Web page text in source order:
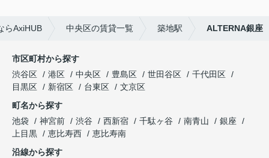
らAxiHUB 中央区の賃貸一覧 築地駅 ALTERNA銀座
市区町村から探す
渋谷区
港区 中央区 豊島区 世田谷区
千代田区
目黒区
新宿区 台東区
文京区
町名から探す
池袋
神宮前 渋谷 西新宿 千駄ヶ谷 南青山
銀座
上目黒
恵比寿西
恵比寿南
沿線から探す